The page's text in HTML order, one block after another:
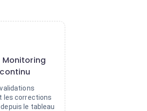
Monitoring
les corrections
le tableau